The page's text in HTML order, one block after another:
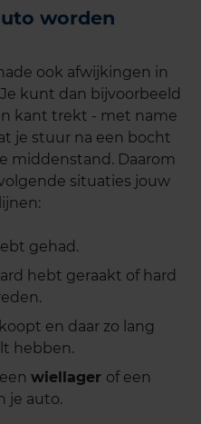
worden
ook afwijkingen in
kunt dan bijvoorbeeld
kant trekt - met name
je stuur na een bocht
middenstand. Daarom
situaties jouw
gehad.
hebt geraakt of hard
koopt en daar zo lang
hebben.
wiellager of een
je auto.